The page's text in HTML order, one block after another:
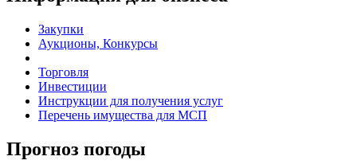
Закупки
Аукционы, Конкурсы
Торговля
Инвестиции
Инструкции для получения услуг
Перечень имущества для МСП
Прогноз погоды